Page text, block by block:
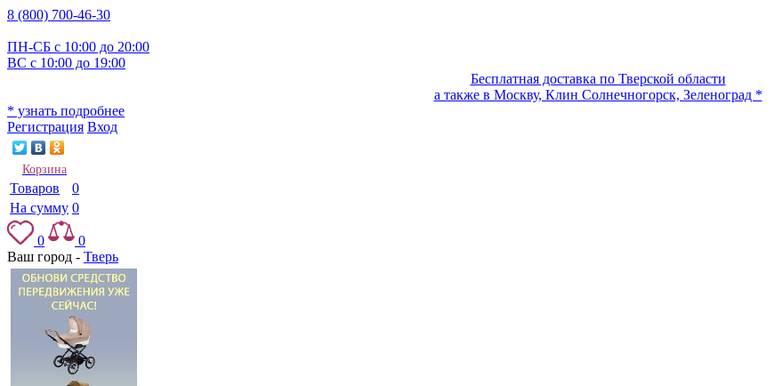
8 (800) 700-46-30
ПН-СБ с 10:00 до 20:00
ВС с 10:00 до 19:00
Бесплатная доставка по Тверской области
а также в Москву, Клин Солнечногорск, Зеленоград *
* узнать подробнее
Регистрация Вход
Корзина
Товаров
0
На сумму 0
0
0
Ваш город - Тверь